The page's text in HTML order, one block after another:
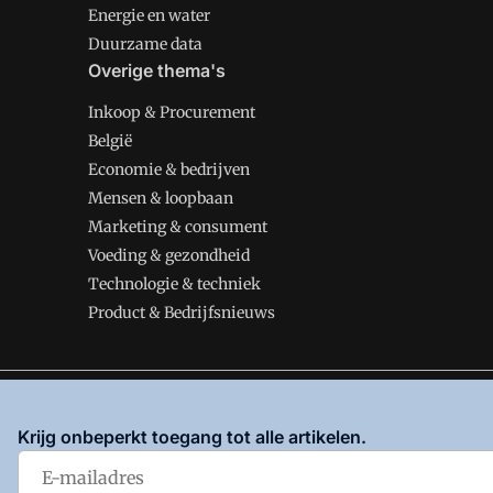
Energie en water
Duurzame data
Overige thema's
Inkoop & Procurement
België
Economie & bedrijven
Mensen & loopbaan
Marketing & consument
Voeding & gezondheid
Technologie & techniek
Product & Bedrijfsnieuws
enPrivacy en Cookie beleid |Privacy instellingen
Krijg onbeperkt toegang tot alle artikelen.